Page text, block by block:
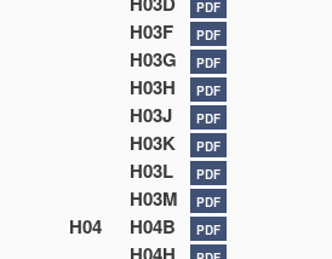
PDF
H03F PDF
H03G PDF
H03H PDF
H03J PDF
H03K PDF
H03L PDF
H03M PDF
H04 H04B PDF